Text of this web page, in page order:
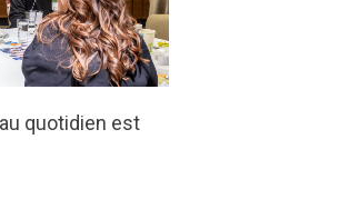
quotidien est